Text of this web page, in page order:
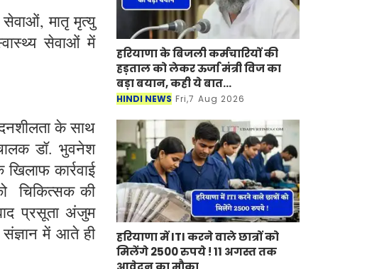
सेवाओं, मातृ मृत्यु
सेवाओं में
के साथ
डॉ. भुवनेश
कार्रवाई
चिकित्सक की
प्रसूता अंजुम
संज्ञान में आते ही
हरियाणा के बिजली कर्मचारियों की
हड़ताल को लेकर ऊर्जा मंत्री विज का
बड़ा बयान, कही ये बात...
HINDI NEWS Fri,7 Aug 2026
हरियाणा में ITI करने वाले छात्रों को
मिलेंगे 2500 रुपये ! 11 अगस्त तक